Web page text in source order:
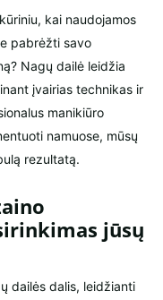
kai naudojamos
pabrėžti savo
Nagų dailė leidžia
įvairias technikas ir
manikiūro
namuose, mūsų
rezultatą.
jūsų
dailės dalis, leidžianti